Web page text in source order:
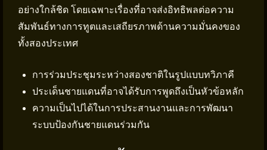
อย่างใกล้ชิด โดยเฉพาะเรื่องที่อาจส่งอิทธิพลต่อความ
สัมพันธ์ทางการทูตและเสถียรภาพด้านความมั่นคงของ
ทั้งสองประเทศ
การร่วมประชุมระหว่างสองชาติในรูปแบบทวิภาคี
ประเด็นชายแดนที่อาจได้รับการพูดถึงเป็นหัวข้อหลัก
ความเป็นไปได้ในการประสานงานและการพัฒนา
ระบบป้องกันชายแดนร่วมกัน